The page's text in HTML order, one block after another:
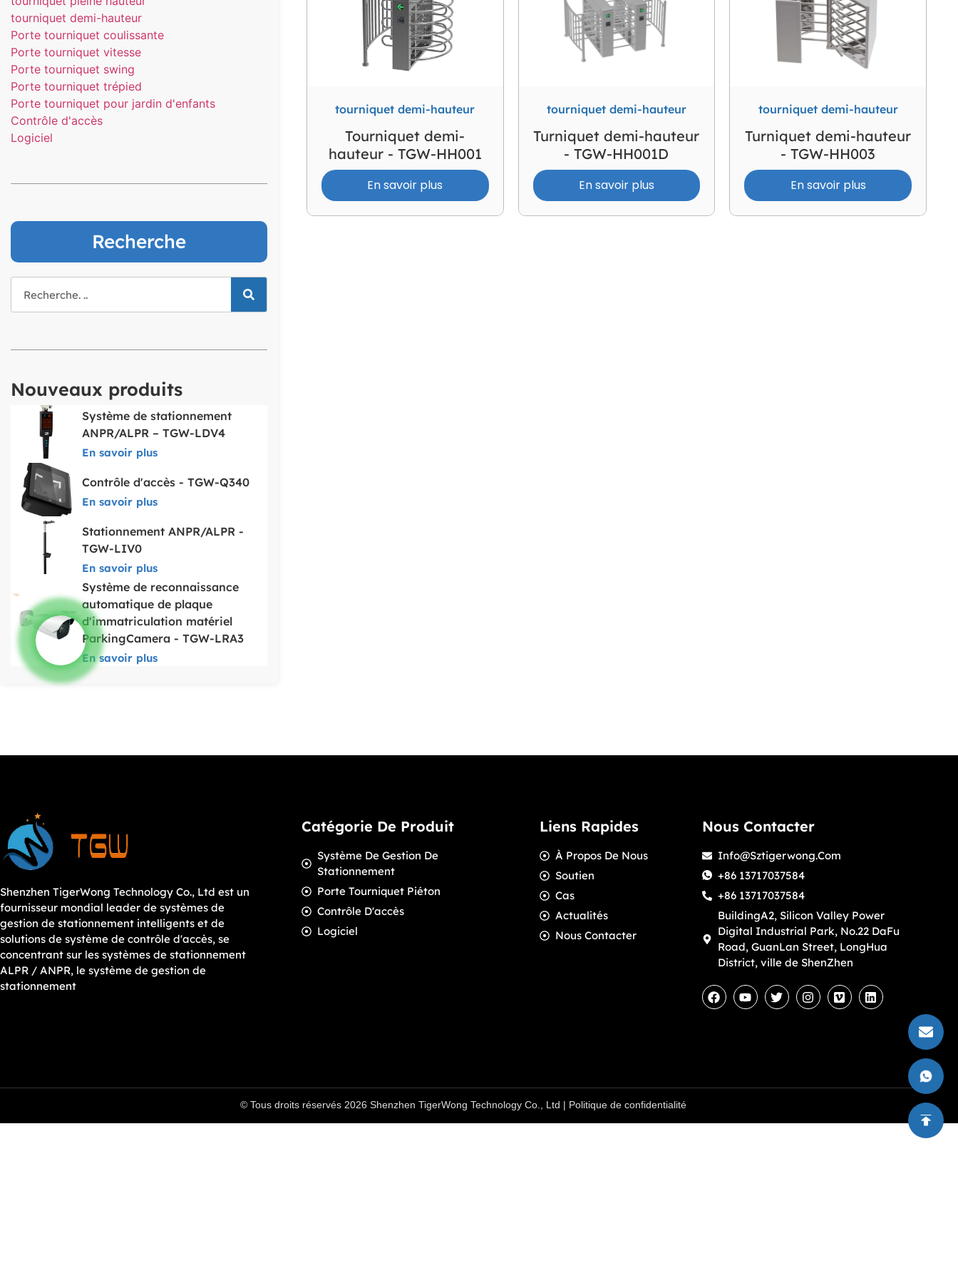
tourniquet demi-hauteur
Porte tourniquet coulissante
Porte tourniquet vitesse
Porte tourniquet swing
Porte tourniquet trépied
Porte tourniquet pour jardin d'enfants
Contrôle d'accès
Logiciel
Recherche
Nouveaux produits
Système de stationnement
ANPR/ALPR – TGW-LDV4
En savoir plus
Contrôle d'accès - TGW-Q340
En savoir plus
Stationnement ANPR/ALPR -
TGW-LIV0
En savoir plus
Système de reconnaissance
automatique de plaque
d'immatriculation matériel
ParkingCamera - TGW-LRA3
En savoir plus
tourniquet demi-hauteur
Tourniquet demi-
hauteur - TGW-HH001
En savoir plus
tourniquet demi-hauteur
Turniquet demi-hauteur
- TGW-HH001D
En savoir plus
tourniquet demi-hauteur
Turniquet demi-hauteur
- TGW-HH003
En savoir plus
Shenzhen TigerWong Technology Co., Ltd est un
fournisseur mondial leader de systèmes de
gestion de stationnement intelligents et de
solutions de système de contrôle d'accès, se
concentrant sur les systèmes de stationnement
ALPR / ANPR, le système de gestion de
stationnement
Catégorie De Produit
Système De Gestion De
Stationnement
Porte Tourniquet Piéton
Contrôle D'accès
Logiciel
Liens Rapides
À Propos De Nous
Soutien
Cas
Actualités
Nous Contacter
Nous Contacter
Info@sztigerwong.com
+86 13717037584
+86 13717037584
BuildingA2, Silicon Valley Power
Digital Industrial Park, No.22 DaFu
Road, GuanLan Street, LongHua
District, ville de ShenZhen
© Tous droits réservés 2026 Shenzhen TigerWong Technology Co., Ltd | Politique de confidentialité